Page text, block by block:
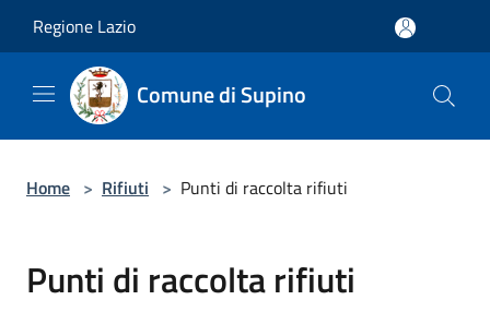
Regione Lazio
Comune di Supino
Home > Rifiuti > Punti di raccolta rifiuti
Punti di raccolta rifiuti